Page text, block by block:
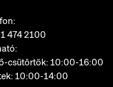
474 2100
csütörtök: 10:00-16:00
10:00-14:00